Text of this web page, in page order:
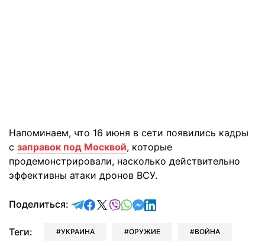
Напоминаем, что 16 июня в сети появились кадры
с заправок под Москвой, которые
продемонстрировали, насколько действительно
эффективны атаки дронов ВСУ.
Поделиться: отправить в Telegram
поделиться в Facebook
поделиться в X
отправить в Viber
отправить в Whatsapp
отправить в Messenger
отправить в LinkedIn
Теги: УКРАИНА ОРУЖИЕ ВОЙНА